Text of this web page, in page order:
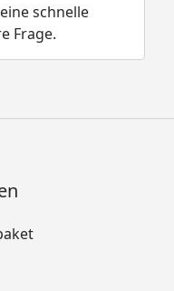
schnelle
Frage.